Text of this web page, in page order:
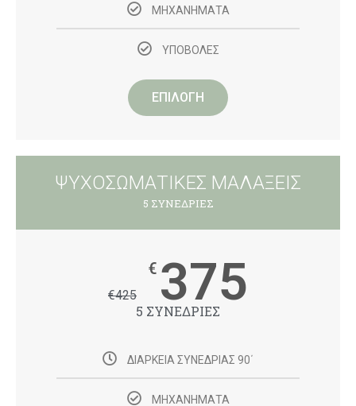
ΜΗΧΑΝΗΜΑΤΑ
ΥΠΟΒΟΛΕΣ
ΕΠΙΛΟΓΗ
ΨΥΧΟΣΩΜΑΤΙΚΕΣ ΜΑΛΑΞΕΙΣ
5 ΣΥΝΕΔΡΙΕΣ
€425
€ 375
5 ΣΥΝΕΔΡΙΕΣ
ΔΙΑΡΚΕΙΑ ΣΥΝΕΔΡΙΑΣ 90΄
ΜΗΧΑΝΗΜΑΤΑ